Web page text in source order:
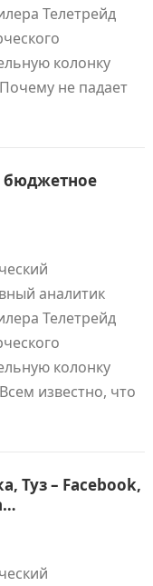
Телетрейд
колонку
не падает
аналитик
Телетрейд
колонку
известно, что
Туз – Facebook,